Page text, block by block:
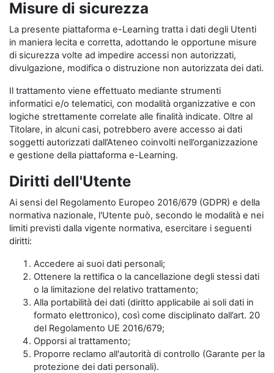
Misure di sicurezza
La presente piattaforma e-Learning tratta i dati degli Utenti
in maniera lecita e corretta, adottando le opportune misure
di sicurezza volte ad impedire accessi non autorizzati,
divulgazione, modifica o distruzione non autorizzata dei dati.
Il trattamento viene effettuato mediante strumenti
informatici e/o telematici, con modalità organizzative e con
logiche strettamente correlate alle finalità indicate. Oltre al
Titolare, in alcuni casi, potrebbero avere accesso ai dati
soggetti autorizzati dall’Ateneo coinvolti nell’organizzazione
e gestione della piattaforma e-Learning.
Diritti dell'Utente
Ai sensi del Regolamento Europeo 2016/679 (GDPR) e della
normativa nazionale, l'Utente può, secondo le modalità e nei
limiti previsti dalla vigente normativa, esercitare i seguenti
diritti:
Accedere ai suoi dati personali;
Ottenere la rettifica o la cancellazione degli stessi dati
o la limitazione del relativo trattamento;
Alla portabilità dei dati (diritto applicabile ai soli dati in
formato elettronico), così come disciplinato dall’art. 20
del Regolamento UE 2016/679;
Opporsi al trattamento;
Proporre reclamo all'autorità di controllo (Garante per la
protezione dei dati personali).